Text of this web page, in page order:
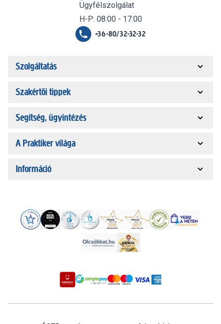
Ügyfélszolgálat
H-P: 08:00 - 17:00
+36-80/32-32-32
Szolgáltatás
Szakértői tippek
Segítség, ügyintézés
A Praktiker világa
Információ